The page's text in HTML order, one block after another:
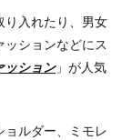
り入れたり、男女
ションなどにス
ッション」が人気
ョルダー、ミモレ